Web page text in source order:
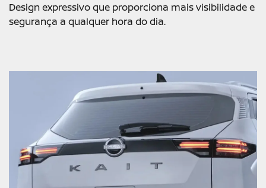
Design expressivo que proporciona mais visibilidade e
segurança a qualquer hora do dia.